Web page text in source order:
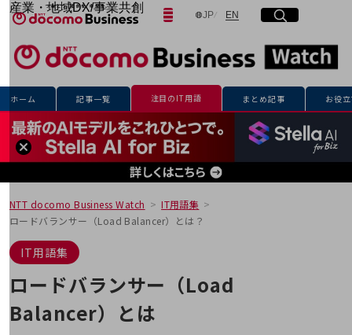
産業・地域DX/事業共創
OPEN HUB for Plural Futures
自律・分散・協調型社会の実現を目指し、
「社会可能性」を探究・実装する事業共創エコシステムです。
OPEN HUB for Plural Futuresとは
イベント/ウェビナー
記事コンテンツ
プレイヤー(カタリスト/パートナー企業)
事例
Smart World
産業・地域DXプラットフォーマーとして
企業と地域が持続成長する社会を目指します
Smart City
Smart Education
Smart Healthcare
Smart Industry
Smart Worksite
地域の取り組み
JP日本語
ENEnglish
サイト内検索
開く
メニュー
開く
フリーワードを入力して探す
フリーワードでNTTドコモビジネスの
検索する
ホーム 記事一覧 注目のIT用語 まとめ記事 お役
NTT docomo Business Watch
IT用語集
ロードバランサー（Load Balancer）とは？
IT用語集
ロードバランサー（Load
Balancer）とは